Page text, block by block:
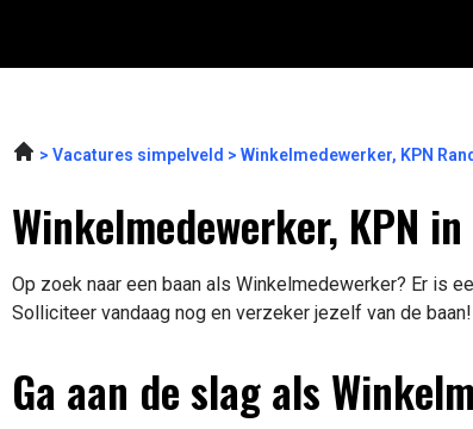
Vacatures simpelveld Winkelmedewerker, KPN
Winkelmedewerker, KPN
Op zoek naar een baan als Winkelmedewerker? Er is
Solliciteer vandaag nog en verzeker jezelf van de baan!
Ga aan de slag als